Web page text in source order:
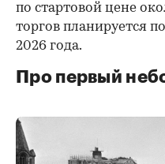
по стартовой цене
торгов планируется
2026 года.
Про первый